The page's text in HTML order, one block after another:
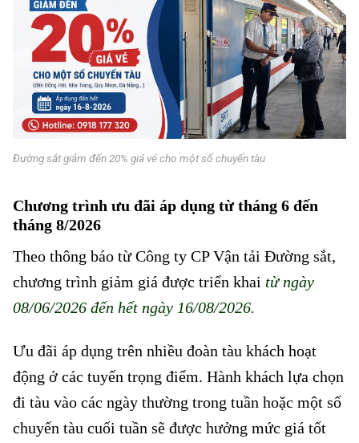
Đường sắt giảm đến 20% giá vé cho một số chuyến tàu
Chương trình ưu đãi áp dụng từ tháng 6 đến
tháng 8/2026
Theo thông báo từ Công ty CP Vận tải Đường sắt,
chương trình giảm giá được triển khai từ ngày
08/06/2026 đến hết ngày 16/08/2026.
Ưu đãi áp dụng trên nhiều đoàn tàu khách hoạt
động ở các tuyến trọng điểm. Hành khách lựa chọn
đi tàu vào các ngày thường trong tuần hoặc một số
chuyến tàu cuối tuần sẽ được hưởng mức giá tốt